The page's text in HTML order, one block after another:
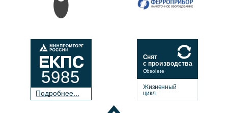
Подробнее...
5985
Жизненный
цикл
Obsolete
Снят
с производства